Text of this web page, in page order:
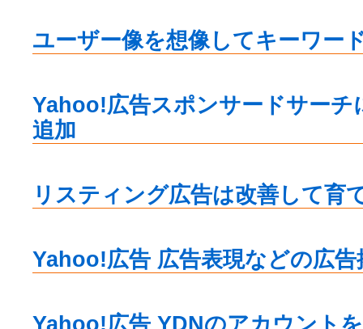
ユーザー像を想像してキーワー
Yahoo!広告スポンサードサーチ
追加
リスティング広告は改善して育
Yahoo!広告 広告表現などの広
Yahoo!広告 YDNのアカウント